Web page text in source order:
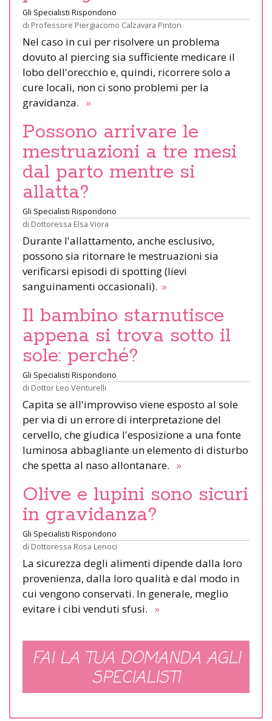
Gli Specialisti Rispondono
di Professore Piergiacomo Calzavara Pinton
Nel caso in cui per risolvere un problema
dovuto al piercing sia sufficiente medicare il
lobo dell'orecchio e, quindi, ricorrere solo a
cure locali, non ci sono problemi per la
gravidanza. »
Possono arrivare le
mestruazioni a tre mesi
dal parto mentre si
allatta?
Gli Specialisti Rispondono
di Dottoressa Elsa Viora
Durante l'allattamento, anche esclusivo,
possono sia ritornare le mestruazioni sia
verificarsi episodi di spotting (lievi
sanguinamenti occasionali). »
Il bambino starnutisce
appena si trova sotto il
sole: perché?
Gli Specialisti Rispondono
di Dottor Leo Venturelli
Capita se all'improvviso viene esposto al sole
per via di un errore di interpretazione del
cervello, che giudica l'esposizione a una fonte
luminosa abbagliante un elemento di disturbo
che spetta al naso allontanare. »
Olive e lupini sono sicuri
in gravidanza?
Gli Specialisti Rispondono
di Dottoressa Rosa Lenoci
La sicurezza degli alimenti dipende dalla loro
provenienza, dalla loro qualità e dal modo in
cui vengono conservati. In generale, meglio
evitare i cibi venduti sfusi. »
FAI LA TUA DOMANDA AGLI
SPECIALISTI